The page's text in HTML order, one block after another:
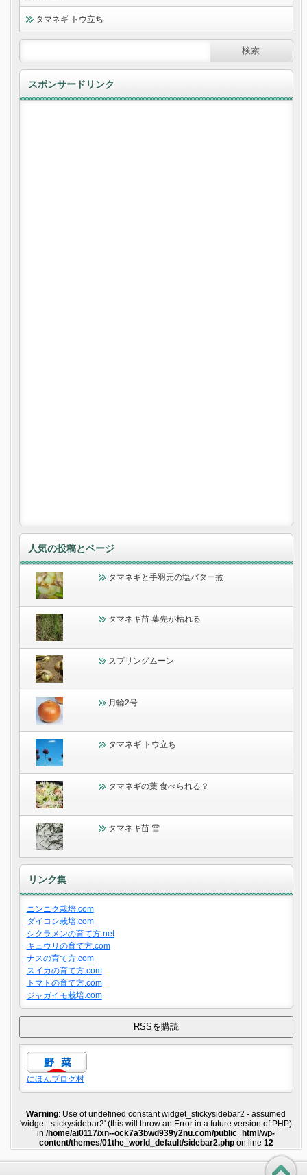
タマネギ トウ立ち
スポンサードリンク
人気の投稿とページ
タマネギと手羽元の塩バター煮
タマネギ苗 葉先が枯れる
スプリングムーン
月輪2号
タマネギ トウ立ち
タマネギの葉 食べられる？
タマネギ苗 雪
リンク集
ニンニク栽培.com
ダイコン栽培.com
シクラメンの育て方.net
キュウリの育て方.com
ナスの育て方.com
スイカの育て方.com
トマトの育て方.com
ジャガイモ栽培.com
にほんブログ村
Warning: Use of undefined constant widget_stickysidebar2 - assumed
'widget_stickysidebar2' (this will throw an Error in a future version of PHP)
in/home/ai0117/xn--ock7a3bwd939y2nu.com/public_html/wp-
content/themes/01the_world_default/sidebar2.phpon line 12